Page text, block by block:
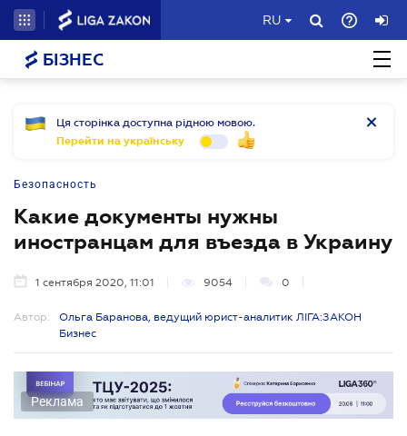
RU
БІЗНЕС
Ця сторінка доступна рідною мовою.
Перейти на українську
Безопасность
Какие документы нужны
иностранцам для въезда в Украину
1 сентября 2020, 11:01 9054 0
Автор:
Ольга Баранова, ведущий юрист-аналитик ЛІГА:ЗАКОН
Бизнес
Реклама